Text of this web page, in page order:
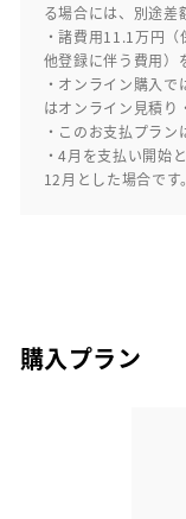
る場合には、別途差
・諸費用11.1万円
他登録に伴う費用）
・オンライン購入
はオンライン見積り
・このお支払プラン
・4月を支払い開始
12月とした場合です。
購入プラン